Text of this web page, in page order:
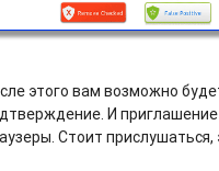
этого вам возможно
И
Стоит